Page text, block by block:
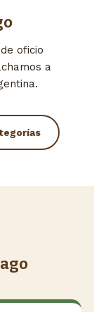
oficio
a